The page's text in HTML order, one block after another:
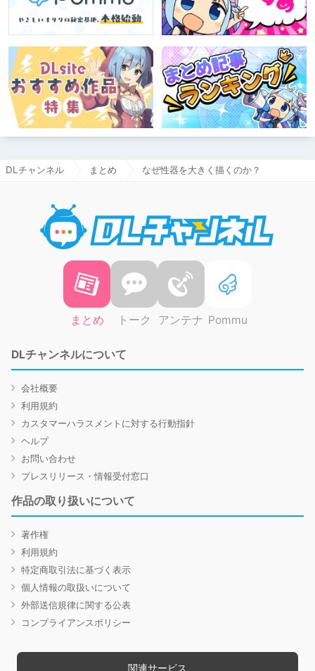
DLチャンネル まとめ なぜ性器を大きく描くのか？
まとめ トーク アンテナ Pommu
DLチャンネルについて
会社概要
利用規約
カスタマーハラスメントに対する行動指針
ヘルプ
お問い合わせ
プレスリリース・情報受付窓口
作品の取り扱いについて
著作権
利用規約
特定商取引法に基づく表示
個人情報の取扱いについて
外部送信規律に関する公表
コンプライアンスポリシー
関連サービス